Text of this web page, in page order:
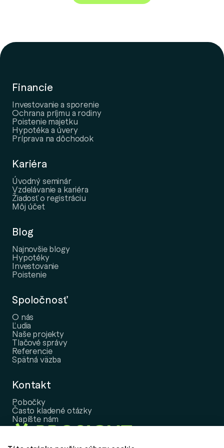
Financie
Investovanie a sporenie
Ochrana príjmu a rodiny
Poistenie majetku
Hypotéka a úvery
Príprava na dôchodok
Kariéra
Úvodný seminár
Vzdelávanie a kariéra
Žiadosť o registráciu
Môj účet
Blog
Najnovšie blogy
Hypotéky
Investovanie
Poistenie
Spoločnosť
O nás
Ľudia
Naše projekty
Tlačové správy
Referencie
Spätná väzba
Kontakt
Pobočky
Často kladené otázky
Napíšte nám